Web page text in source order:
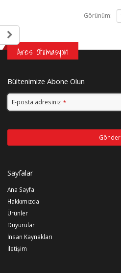
Görünüm:
Ares Otomasyon
Bültenimize Abone Olun
E-posta adresiniz *
Gönder
boş
bırakılmalıdır
Sayfalar
Ana Sayfa
Hakkımızda
Ürünler
Duyurular
İnsan Kaynakları
İletişim